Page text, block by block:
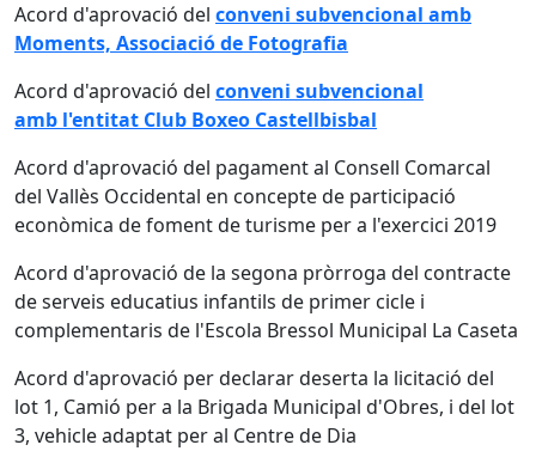
Acord d'aprovació del conveni subvencional amb
Moments, Associació de Fotografia
Acord d'aprovació del conveni subvencional
amb l'entitat Club Boxeo Castellbisbal
Acord d'aprovació del pagament al Consell Comarcal
del Vallès Occidental en concepte de participació
econòmica de foment de turisme per a l'exercici 2019
Acord d'aprovació de la segona pròrroga del contracte
de serveis educatius infantils de primer cicle i
complementaris de l'Escola Bressol Municipal La Caseta
Acord d'aprovació per declarar deserta la licitació del
lot 1, Camió per a la Brigada Municipal d'Obres, i del lot
3, vehicle adaptat per al Centre de Dia